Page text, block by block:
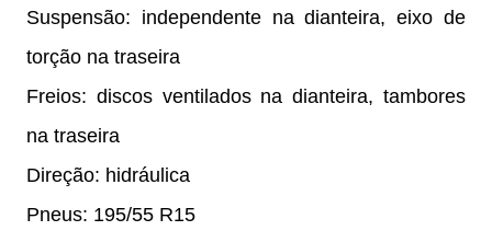
Suspensão: independente na dianteira, eixo de
torção na traseira
Freios: discos ventilados na dianteira, tambores
na traseira
Direção: hidráulica
Pneus: 195/55 R15